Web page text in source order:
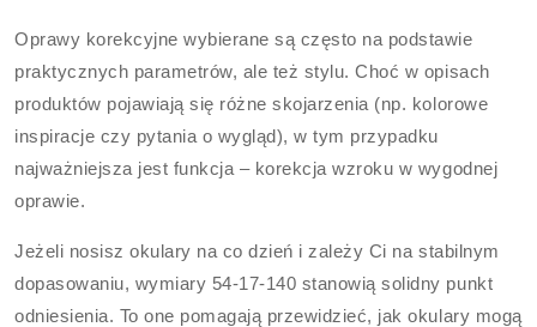
Oprawy korekcyjne wybierane są często na podstawie
praktycznych parametrów, ale też stylu. Choć w opisach
produktów pojawiają się różne skojarzenia (np. kolorowe
inspiracje czy pytania o wygląd), w tym przypadku
najważniejsza jest funkcja – korekcja wzroku w wygodnej
oprawie.
Jeżeli nosisz okulary na co dzień i zależy Ci na stabilnym
dopasowaniu, wymiary 54-17-140 stanowią solidny punkt
odniesienia. To one pomagają przewidzieć, jak okulary mogą